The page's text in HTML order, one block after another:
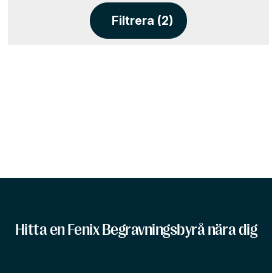
Filtrera (2)
Hitta en Fenix Begravningsbyrå nära dig